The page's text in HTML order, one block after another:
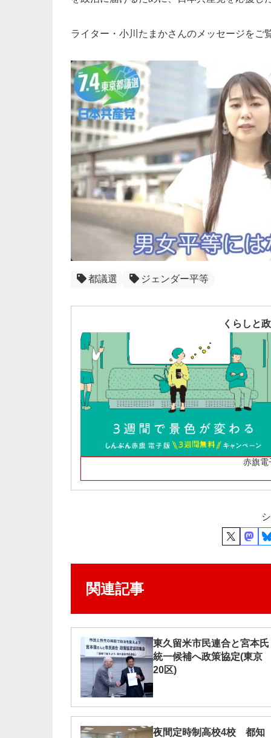
ライター・小川たまかさんのメッセージをご
都議選 ジェンダー平等
くらしと
赤旗
関連記事
東久留米市民連合と宮本氏
統一候補へ政策協定(東京
20区)
夜間定時制高校4校 都知